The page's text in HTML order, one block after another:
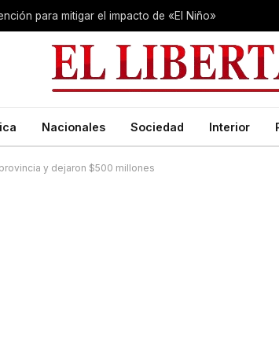
para mitigar el impacto de «El Niño»
Nacionales Sociedad Interior
y dejaron $500 millones